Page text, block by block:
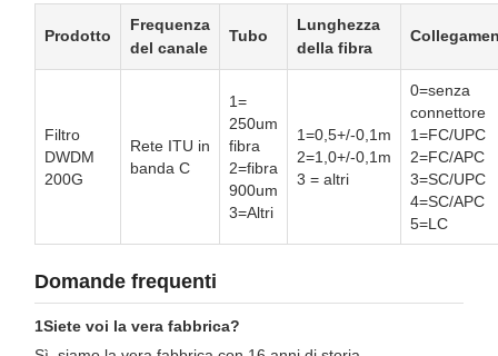
Prodotto
Frequenza
del canale
Tubo
Lunghezza
della fibra
Filtro
DWDM
200G
Rete ITU in
banda C
1=
250um
fibra
2=fibra
900um
3=Altri
1=0,5+/-0,1m
2=1,0+/-0,1m
3 = altri
0=senza
connettore
1=FC/UPC
2=FC/APC
3=SC/UPC
4=SC/APC
5=LC
Domande frequenti
1Siete voi la vera fabbrica?